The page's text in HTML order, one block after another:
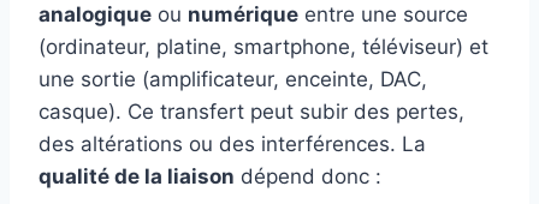
analogique ou numérique entre une source
(ordinateur, platine, smartphone, téléviseur) et
une sortie (amplificateur, enceinte, DAC,
casque). Ce transfert peut subir des pertes,
des altérations ou des interférences. La
qualité de la liaison dépend donc :